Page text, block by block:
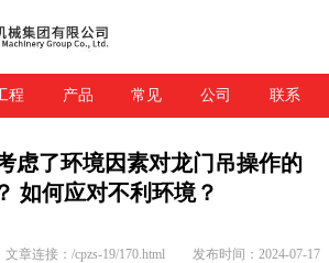
程 产品 常见 公司 联系
虑了环境因素对龙门吊操作的
如何应对不利环境？
发布时间：2024-07-17
文章连接：/cpzs-19/170.html